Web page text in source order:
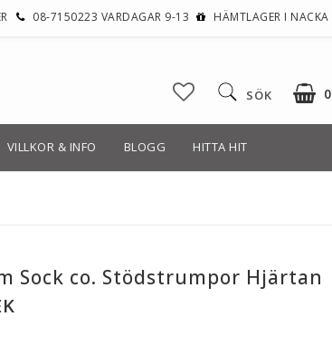
08-7150223 VARDAGAR 9-13 HÄMTLAGER I NACKA
0
SÖK
VILLKOR & INFO BLOGG HITTA HIT
Sock co. Stödstrumpor Hjärtan